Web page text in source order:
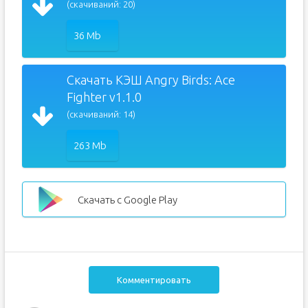
(скачиваний: 20)
36 Mb
Скачать КЭШ Angry Birds: Ace
Fighter v1.1.0
(скачиваний: 14)
263 Mb
Скачать с Google Play
Комментировать